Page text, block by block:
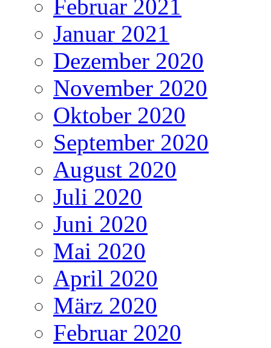
Februar 2021
Januar 2021
Dezember 2020
November 2020
Oktober 2020
September 2020
August 2020
Juli 2020
Juni 2020
Mai 2020
April 2020
März 2020
Februar 2020